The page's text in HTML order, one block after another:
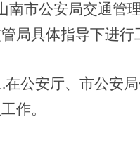
南市公安局交通管
局具体指导下进行
在公安厅、市公安
作。